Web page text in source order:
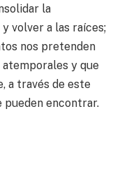
la
volver a las raíces;
nos pretenden
y que
a través de este
pueden encontrar.